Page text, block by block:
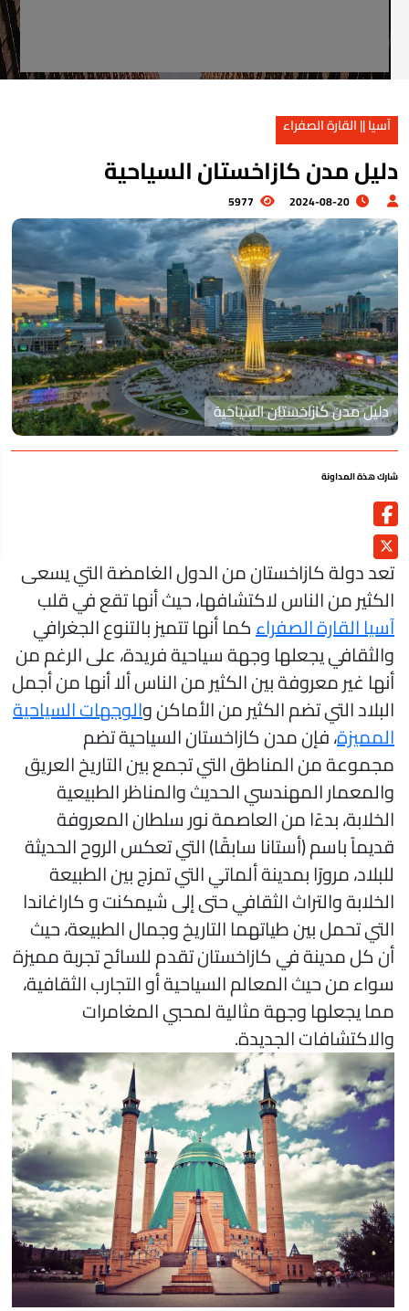
آسيا || القارة الصفراء
مدن كازاخستان السياحية
2024-08-20
5977
دليل مدن كازاخستان السياحية
هذة المداونة
دولة كازاخستان من الدول الغامضة التي يسعى
من الناس لاكتشافها، حيث أنها تقع في قلب
القارة الصفراءكما أنها تتميز بالتنوع الجغرافي
يجعلها وجهة سياحية فريدة، على الرغم من
غير معروفة بين الكثير من الناس ألا أنها من أجمل
التي تضم الكثير من الأماكن والوجهات السياحية
، فإن مدن كازاخستان السياحية تضم
من المناطق التي تجمع بين التاريخ العريق
المهندسي الحديث والمناظر الطبيعية
بدءًا من العاصمة نور سلطان المعروفة
باسم (أستانا سابقًا) التي تعكس الروح الحديثة
مرورًا بمدينة ألماتي التي تمزج بين الطبيعة
والتراث الثقافي حتى إلى شيمكنت و كاراغاندا
تحمل بين طياتهما التاريخ وجمال الطبيعة، حيث
كل مدينة في كازاخستان تقدم للسائح تجربة مميزة
من حيث المعالم السياحية أو التجارب الثقافية،
يجعلها وجهة مثالية لمحبي المغامرات
الجديدة.